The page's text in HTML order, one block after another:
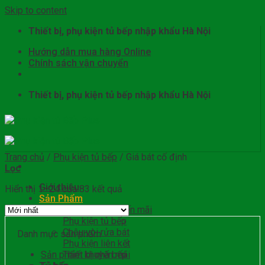
Skip to content
Thiết bị, phụ kiện tủ bếp nhập khẩu Hà Nội
Hướng dẫn mua hàng Online
Chính sách vận chuyển
Thiết bị, phụ kiện tủ bếp nhập khẩu Hà Nội
Giới thiệu
Sản Phẩm
Sản phẩm khuyến mãi
Phụ kiện tủ bếp
Chậu vòi rửa bát
Phụ kiện liên kết
Thiết bị nhà bếp
Trang chủ / Phụ kiện tủ bếp / Giá bát cố định
Lọc
Hiển thị 1–24 của 83 kết quả
Danh mục sản phẩm
Sản phẩm khuyến mãi